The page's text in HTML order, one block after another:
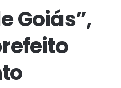
Goiás”,